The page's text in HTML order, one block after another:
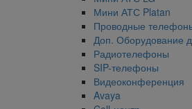
Мини АТС Platan
Проводные
Доп. Оборудование
Радиотелефоны
SIP-телефоны
Видеоконференция
Avaya